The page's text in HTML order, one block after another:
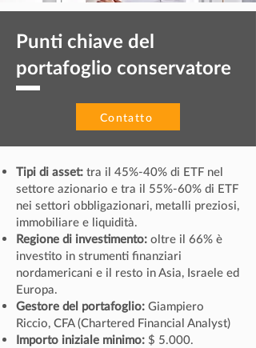
Punti chiave del
portafoglio conservatore
Contatto
Tipi di asset: tra il 45%-40% di ETF nel
settore azionario e tra il 55%-60% di ETF
nei settori obbligazionari, metalli preziosi,
immobiliare e liquidità.
Regione di investimento: oltre il 66% è
investito in strumenti finanziari
nordamericani e il resto in Asia, Israele ed
Europa.
Gestore del portafoglio: Giampiero
Riccio, CFA (Chartered Financial Analyst)
Importo iniziale minimo: $ 5.000.